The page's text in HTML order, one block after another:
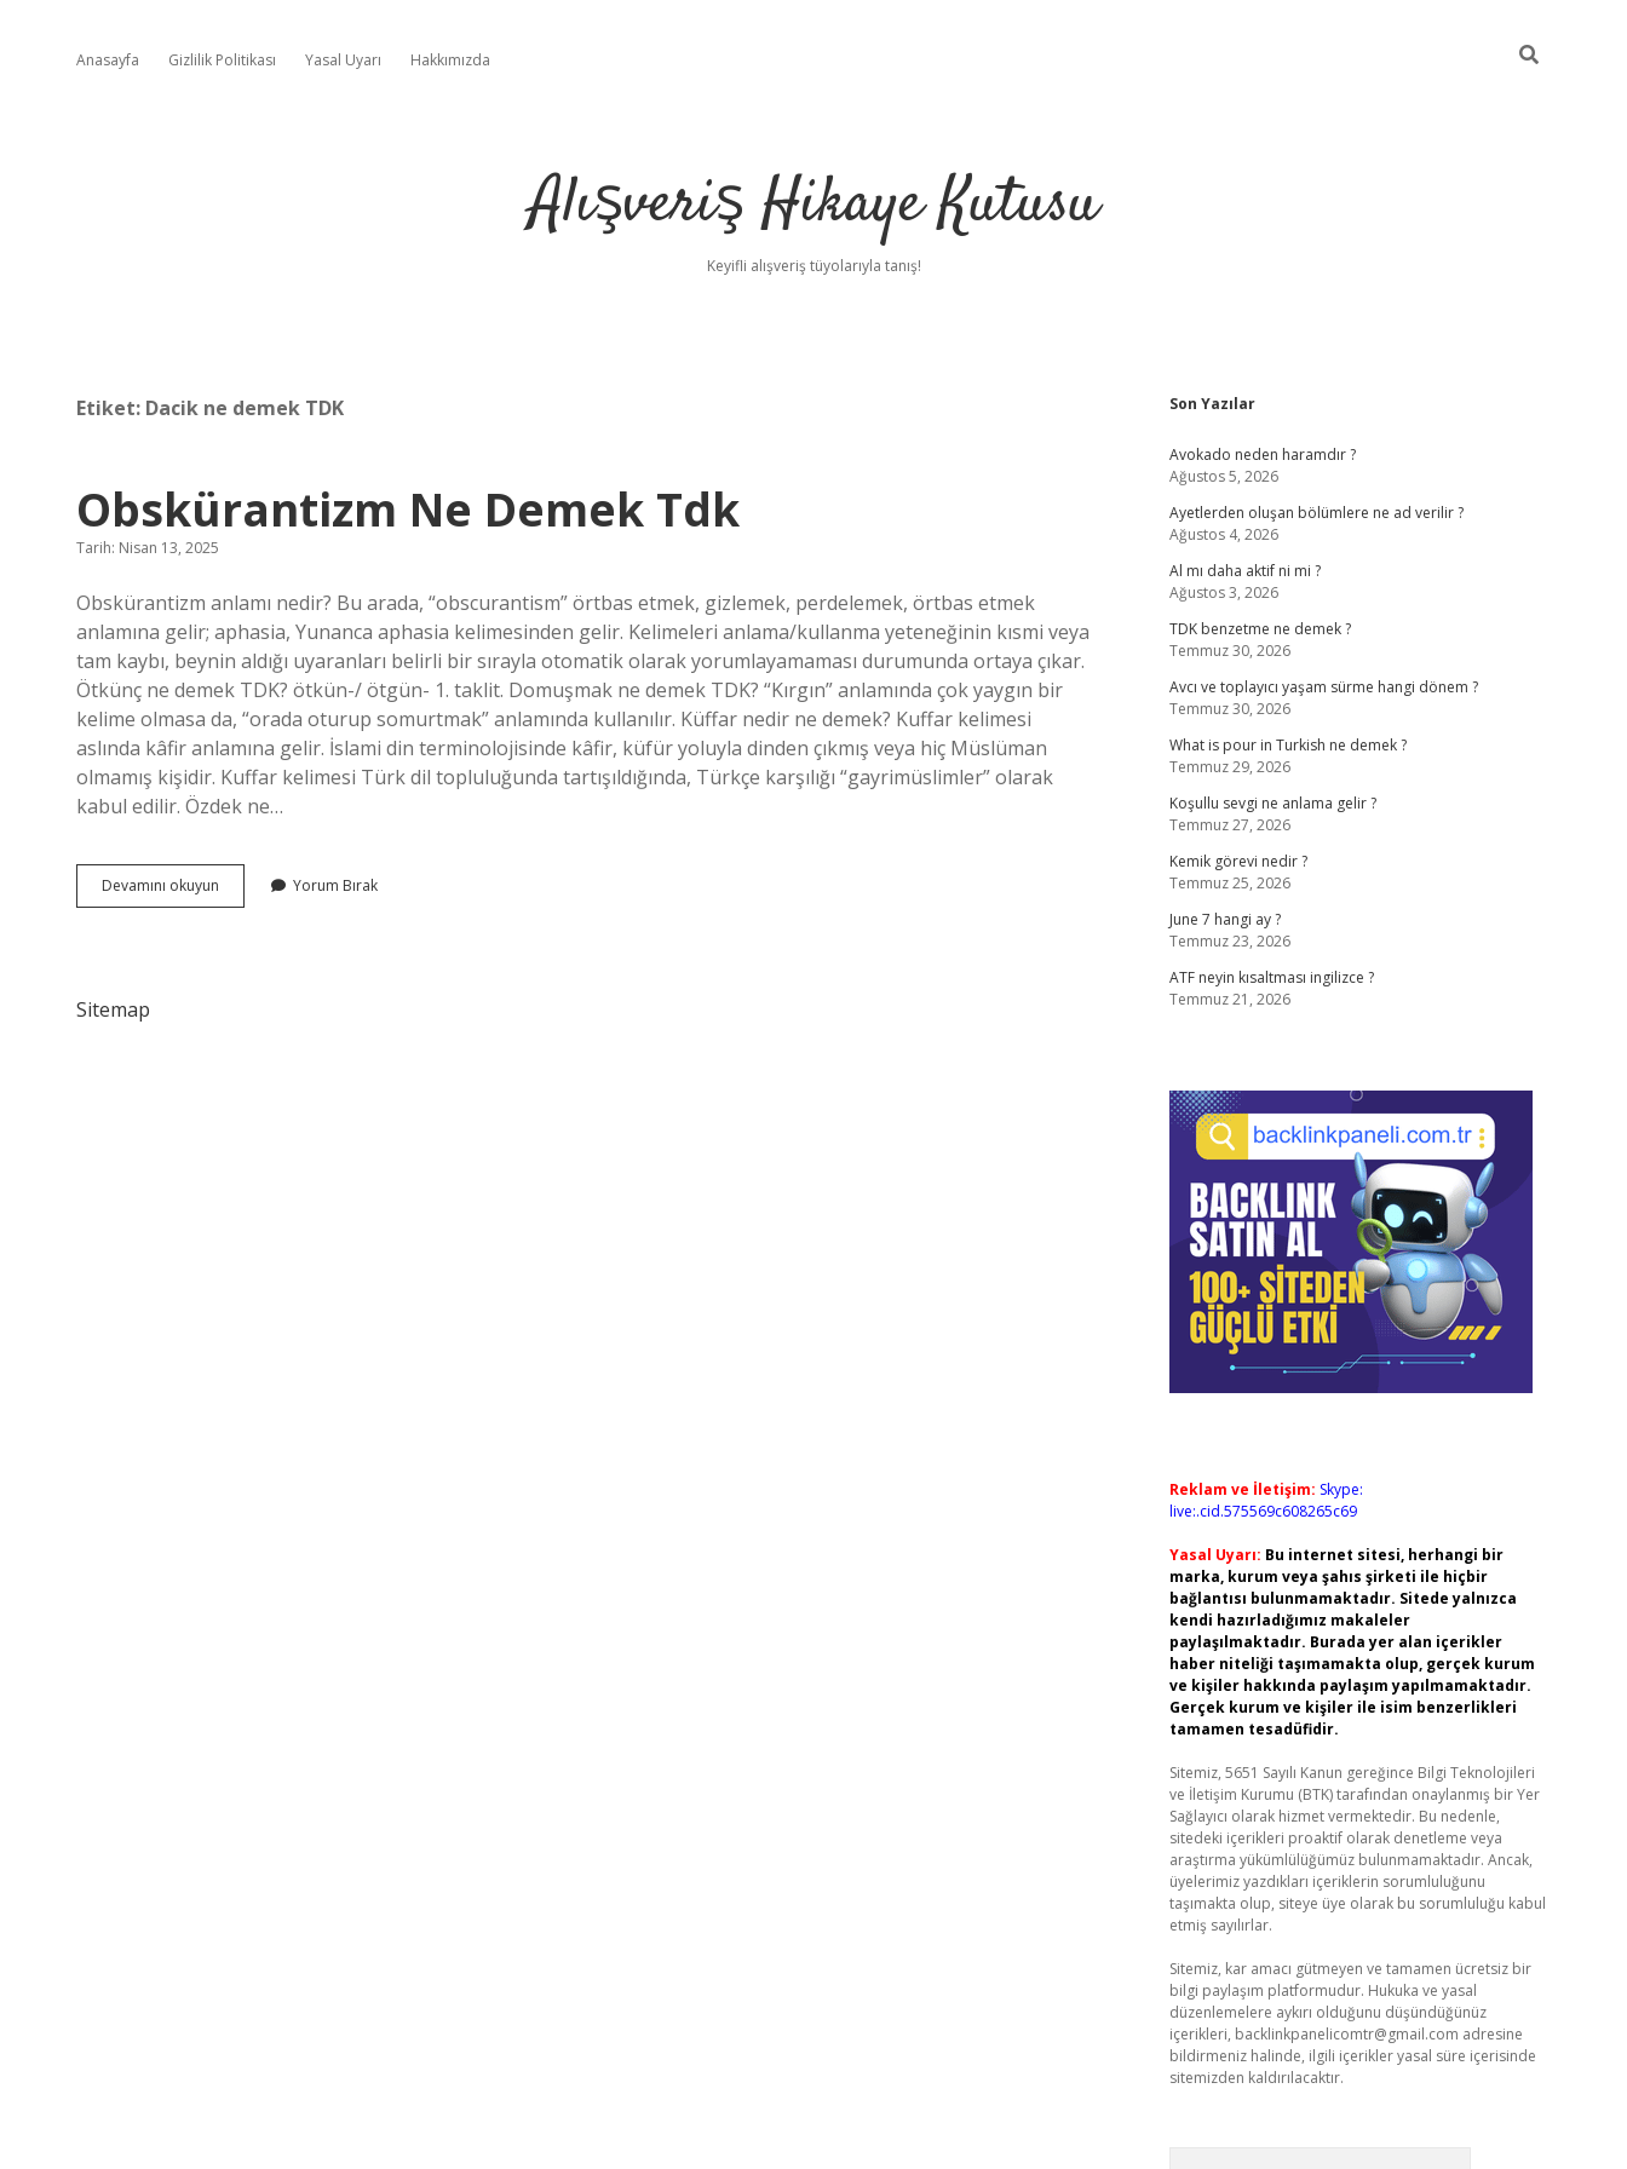
Anasayfa Gizlilik Politikası Yasal Uyarı Hakkımızda
Alışveriş Hikaye Kutusu
Keyifli alışveriş tüyolarıyla tanış!
Etiket: Dacik ne demek TDK
Obskürantizm Ne Demek Tdk
Tarih: Nisan 13, 2025
Obskürantizm anlamı nedir? Bu arada, “obscurantism” örtbas etmek, gizlemek, perdelemek, örtbas etmek
anlamına gelir; aphasia, Yunanca aphasia kelimesinden gelir. Kelimeleri anlama/kullanma yeteneğinin kısmi veya
tam kaybı, beynin aldığı uyaranları belirli bir sırayla otomatik olarak yorumlayamaması durumunda ortaya çıkar.
Ötkünç ne demek TDK? ötkün-/ ötgün- 1. taklit. Domuşmak ne demek TDK? “Kırgın” anlamında çok yaygın bir
kelime olmasa da, “orada oturup somurtmak” anlamında kullanılır. Küffar nedir ne demek? Kuffar kelimesi
aslında kâfir anlamına gelir. İslami din terminolojisinde kâfir, küfür yoluyla dinden çıkmış veya hiç Müslüman
olmamış kişidir. Kuffar kelimesi Türk dil topluluğunda tartışıldığında, Türkçe karşılığı “gayrimüslimler” olarak
kabul edilir. Özdek ne…
Devamını okuyun Obskürantizm
Ne
Yorum Bırak
Sitemap
Sidebar
Son Yazılar
Avokado neden haramdır ?
Ağustos 5, 2026
Ayetlerden oluşan bölümlere ne ad verilir ?
Ağustos 4, 2026
Al mı daha aktif ni mi ?
Ağustos 3, 2026
TDK benzetme ne demek ?
Temmuz 30, 2026
Avcı ve toplayıcı yaşam sürme hangi dönem ?
Temmuz 30, 2026
What is pour in Turkish ne demek ?
Temmuz 29, 2026
Koşullu sevgi ne anlama gelir ?
Temmuz 27, 2026
Kemik görevi nedir ?
Temmuz 25, 2026
June 7 hangi ay ?
Temmuz 23, 2026
ATF neyin kısaltması ingilizce ?
Temmuz 21, 2026
Reklam ve İletişim: Skype:
live:.cid.575569c608265c69
Yasal Uyarı: Bu internet sitesi, herhangi bir
marka, kurum veya şahıs şirketi ile hiçbir
bağlantısı bulunmamaktadır. Sitede yalnızca
kendi hazırladığımız makaleler
paylaşılmaktadır. Burada yer alan içerikler
haber niteliği taşımamakta olup, gerçek kurum
ve kişiler hakkında paylaşım yapılmamaktadır.
Gerçek kurum ve kişiler ile isim benzerlikleri
tamamen tesadüfidir.
Sitemiz, 5651 Sayılı Kanun gereğince Bilgi Teknolojileri
ve İletişim Kurumu (BTK) tarafından onaylanmış bir Yer
Sağlayıcı olarak hizmet vermektedir. Bu nedenle,
sitedeki içerikleri proaktif olarak denetleme veya
araştırma yükümlülüğümüz bulunmamaktadır. Ancak,
üyelerimiz yazdıkları içeriklerin sorumluluğunu
taşımakta olup, siteye üye olarak bu sorumluluğu kabul
etmiş sayılırlar.
Sitemiz, kar amacı gütmeyen ve tamamen ücretsiz bir
bilgi paylaşım platformudur. Hukuka ve yasal
düzenlemelere aykırı olduğunu düşündüğünüz
içerikleri, backlinkpanelicomtr@gmail.com adresine
bildirmeniz halinde, ilgili içerikler yasal süre içerisinde
sitemizden kaldırılacaktır.